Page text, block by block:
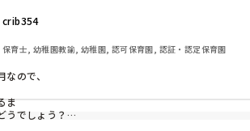
crib354
保育士, 幼稚園教諭, 幼稚園, 認可保育園, 認証・認定保育園
なので、
ま
うでしょう？